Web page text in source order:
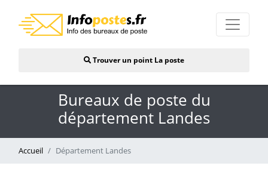
Trouver un point La poste
Bureaux de poste du
département Landes
Accueil Département Landes